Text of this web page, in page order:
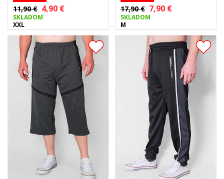
11,90 € 4,90 €
SKLADOM
XXL
17,90 € 7,90 €
SKLADOM
M